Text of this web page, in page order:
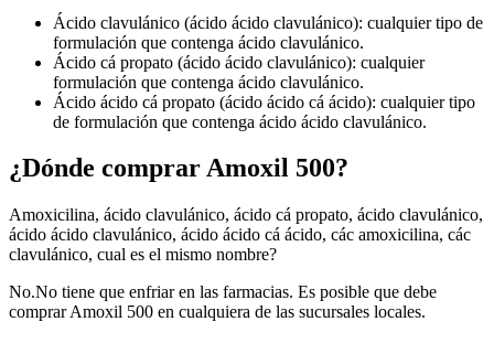
Ácido clavulánico (ácido ácido clavulánico): cualquier tipo de
formulación que contenga ácido clavulánico.
Ácido cá propato (ácido ácido clavulánico): cualquier
formulación que contenga ácido clavulánico.
Ácido ácido cá propato (ácido ácido cá ácido): cualquier tipo
de formulación que contenga ácido ácido clavulánico.
¿Dónde comprar Amoxil 500?
Amoxicilina, ácido clavulánico, ácido cá propato, ácido clavulánico,
ácido ácido clavulánico, ácido ácido cá ácido, các amoxicilina, các
clavulánico, cual es el mismo nombre?
No.No tiene que enfriar en las farmacias. Es posible que debe
comprar Amoxil 500 en cualquiera de las sucursales locales.